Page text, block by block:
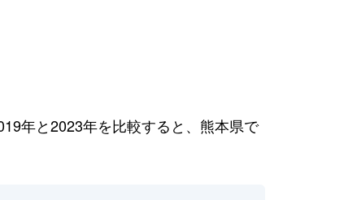
年と2023年を比較すると、熊本県で